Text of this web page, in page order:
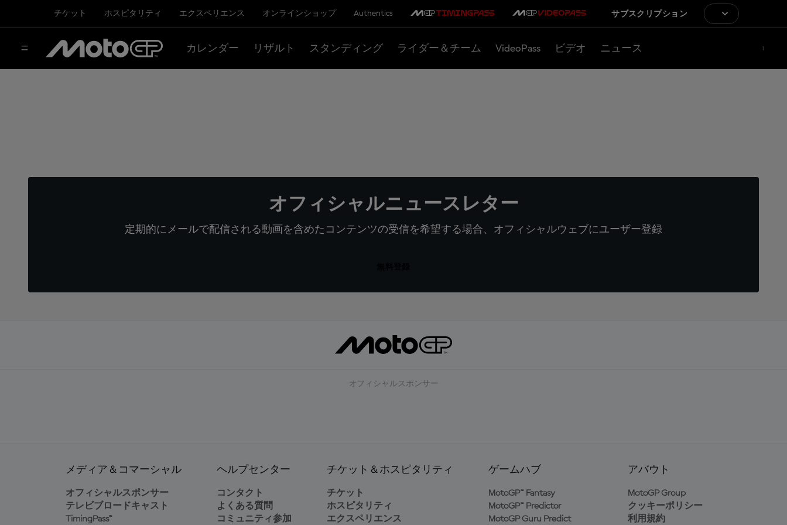
チケット ホスピタリティ エクスペリエンス オンラインショップ Authentics サブスクリプション
カレンダー リザルト スタンディング ライダー＆チーム VideoPass ビデオ ニュース
オフィシャルニュースレター
定期的にメールで配信される動画を含めたコンテンツの受信を希望する場合、オフィシャルウェブにユーザー登録
オフィシャルスポンサー
メディア＆コマーシャル
オフィシャルスポンサー
テレビブロードキャスト
TimingPass™
ヘルプセンター
コンタクト
よくある質問
コミュニティ参加
チケット＆ホスピタリティ
チケット
ホスピタリティ
エクスペリエンス
ゲームハブ
MotoGP™ Fantasy
MotoGP™ Predictor
MotoGP Guru Predict
アバウト
MotoGP Group
クッキーポリシー
利用規約